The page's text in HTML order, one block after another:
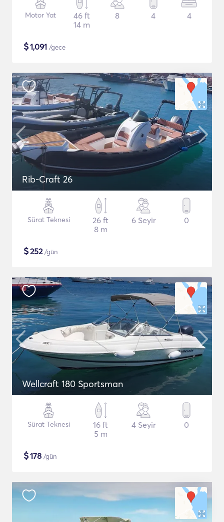
Motor Yat
46 ft
14 m
8 4 4
$1,091 /gece
Rib-Craft 26
Sürat Teknesi
26 ft
8 m
6 Seyir 0
$252/gün
Wellcraft 180 Sportsman
Sürat Teknesi
16 ft
5 m
4 Seyir 0
$178 /gün